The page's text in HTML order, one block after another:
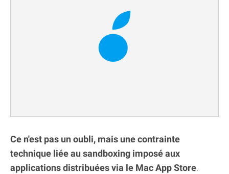
Ce n'est pas un oubli, mais une contrainte
technique liée au sandboxing imposé aux
applications distribuées via le Mac App Store.